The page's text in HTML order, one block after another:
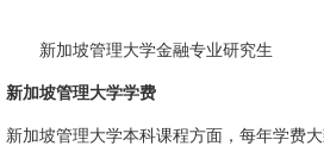
新加坡管理大学金融专业研究生
新加坡管理大学学费
新加坡管理大学本科课程方面，每年学费